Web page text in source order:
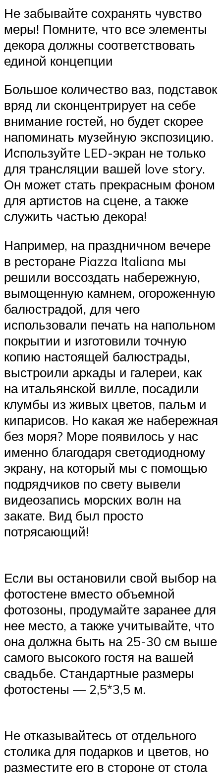
Не забывайте сохранять чувство
меры! Помните, что все элементы
декора должны соответствовать
единой концепции
Большое количество ваз, подставок
вряд ли сконцентрирует на себе
внимание гостей, но будет скорее
напоминать музейную экспозицию.
Используйте LED-экран не только
для трансляции вашей love story.
Он может стать прекрасным фоном
для артистов на сцене, а также
служить частью декора!
Например, на праздничном вечере
в ресторане Piazza Italiana мы
решили воссоздать набережную,
вымощенную камнем, огороженную
балюстрадой, для чего
использовали печать на напольном
покрытии и изготовили точную
копию настоящей балюстрады,
выстроили аркады и галереи, как
на итальянской вилле, посадили
клумбы из живых цветов, пальм и
кипарисов. Но какая же набережная
без моря? Море появилось у нас
именно благодаря светодиодному
экрану, на который мы с помощью
подрядчиков по свету вывели
видеозапись морских волн на
закате. Вид был просто
потрясающий!
Если вы остановили свой выбор на
фотостене вместо объемной
фотозоны, продумайте заранее для
нее место, а также учитывайте, что
она должна быть на 25-30 см выше
самого высокого гостя на вашей
свадьбе. Стандартные размеры
фотостены — 2,5*3,5 м.
Не отказывайтесь от отдельного
столика для подарков и цветов, но
разместите его в стороне от стола